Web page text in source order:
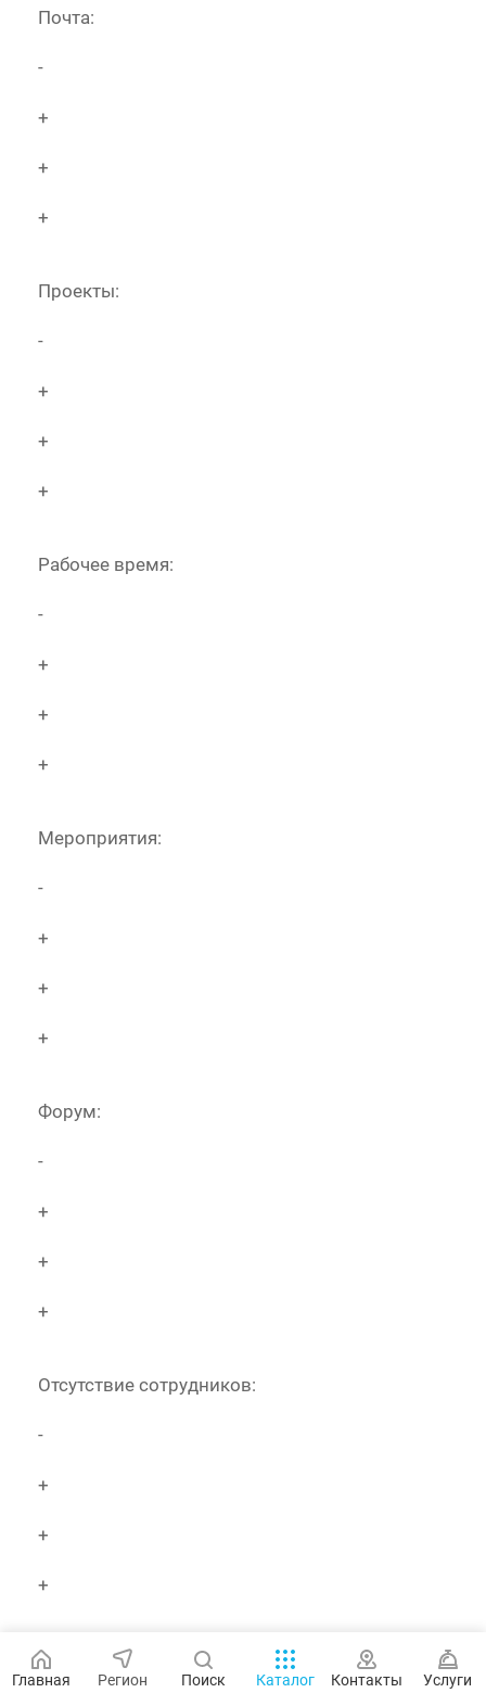
Почта:
-
+
+
+
Проекты:
-
+
+
+
Рабочее время:
-
+
+
+
Мероприятия:
-
+
+
+
Форум:
-
+
+
+
Отсутствие сотрудников:
-
+
+
+
Бронирование переговорных:
Главная Регион Поиск Каталог Контакты Услуги